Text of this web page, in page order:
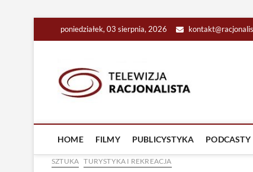
poniedziałek, 03 sierpnia, 2026
HOME FILMY PUBLICYSTYKA PODCASTY
SZTUKA TURYSTYKA I REKREACJA